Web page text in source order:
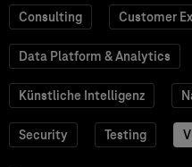
Consulting Customer
Data Platform & Analytics
Künstliche Intelligenz
Security Testing